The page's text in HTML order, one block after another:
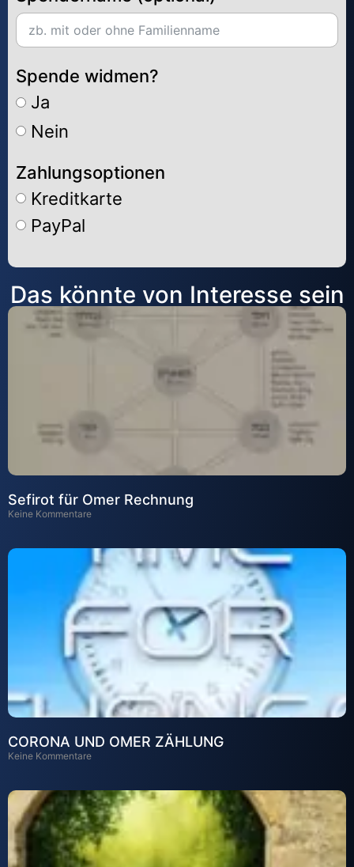
Spende widmen?
Ja
Nein
Zahlungsoptionen
Kreditkarte
PayPal
Alternative:
Das könnte von Interesse sein
Sefirot für Omer Rechnung
Keine Kommentare
CORONA UND OMER ZÄHLUNG
Keine Kommentare